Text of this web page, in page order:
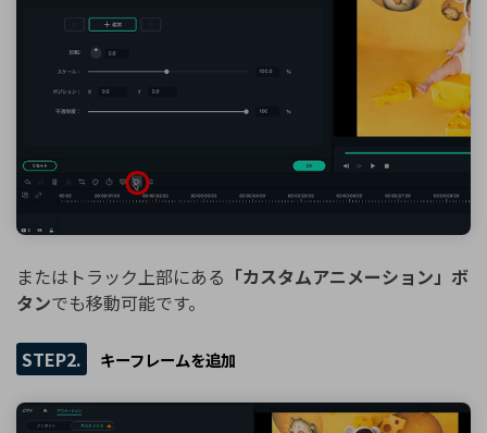
またはトラック上部にある 「カスタムアニメーション」ボ
タンでも移動可能です。
STEP2. キーフレームを追加